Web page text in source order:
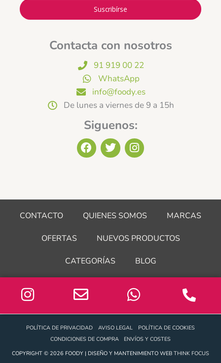
Suscribírse
Contacta con nosotros
91 919 00 22
WhatsApp
info@foody.es
De lunes a viernes de 9 a 15h
Siguenos:
F
a
o
k
T
w
e
I
n
g
a
CONTACTO QUIENES SOMOS MARCAS
OFERTAS NUEVOS PRODUCTOS
CATEGORÍAS BLOG
POLÍTICA DE PRIVACIDAD AVISO LEGAL
POLÍTICA DE COOKIES
CONDICIONES DE COMPRA
ENVÍOS Y COSTES
COPYRIGHT © 2026 FOODY | DISEÑO Y MANTENIMIENTO WEB THINK FOCUS